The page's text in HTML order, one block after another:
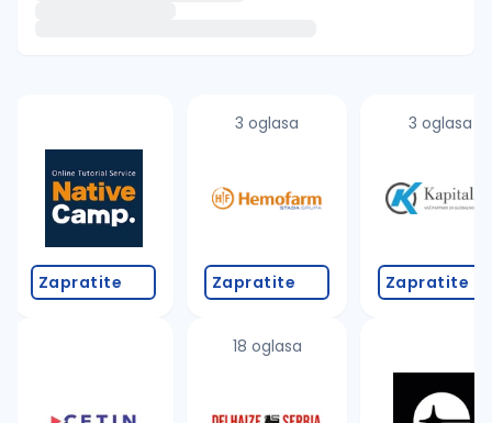
Takođe možete da:
proverite pravopisne greške (koristite č, ć, š, đ,
povećajte radijus za odabrani grad
promenite odabrane filtere pretrage
Zapratite
3 oglasa
Zapratite
18 oglasa
3 oglasa
Zapratite